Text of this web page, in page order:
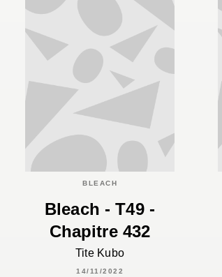
BLEACH
Bleach - T49 -
Chapitre 432
Tite Kubo
14/11/2022